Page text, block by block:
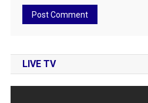
LIVE TV